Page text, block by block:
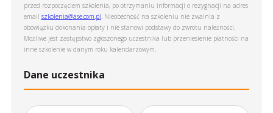
przed rozpoczęciem szkolenia, po otrzymaniu informacji o rezygnacji na adres
email szkolenia@ase.com.pl. Nieobecność na szkoleniu nie zwalnia z
obowiązku dokonania opłaty i nie stanowi podstawy do zwrotu należności.
Możliwe jest zastępstwo zgłoszonego uczestnika lub przeniesienie płatności na
inne szkolenie w danym roku kalendarzowym.
Dane uczestnika